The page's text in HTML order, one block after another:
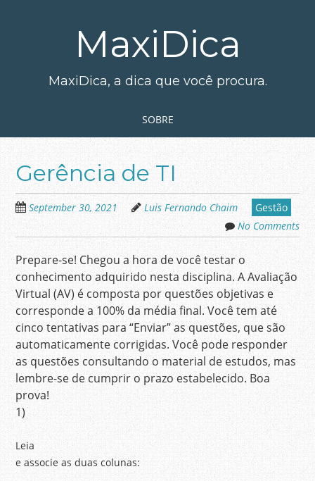
MaxiDica
MaxiDica, a dica que você procura.
SOBRE
Gerência de TI
September 30, 2021 Luis Fernando Chaim
Gestão
No Comments
Prepare-se! Chegou a hora de você testar o
conhecimento adquirido nesta disciplina. A Avaliação
Virtual (AV) é composta por questões objetivas e
corresponde a 100% da média final. Você tem até
cinco tentativas para “Enviar” as questões, que são
automaticamente corrigidas. Você pode responder
as questões consultando o material de estudos, mas
lembre-se de cumprir o prazo estabelecido. Boa
prova!
1)
Leia
e associe as duas colunas: